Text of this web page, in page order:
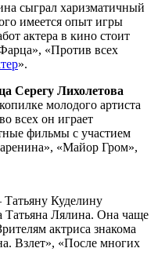
сыграл харизматичный
имеется опыт игры
актера в кино стоит
«Против всех
».
Серегу Лихолетова
молодого артиста
всех он играет
фильмы с участием
«Майор Гром»,
Куделину
Татьяна Лялина. Она чаще
актриса знакома
Взлет», «После многих